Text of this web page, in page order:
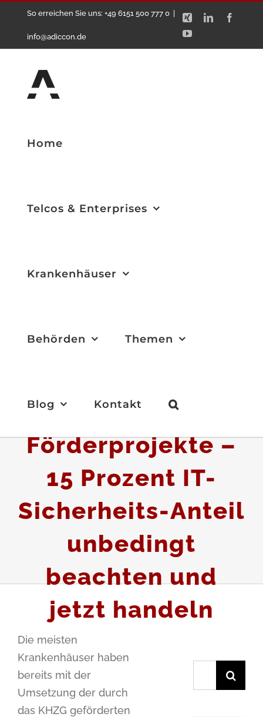
springen
So erreichen Sie uns: +49 6151 500 777 0
info@adiccon.de
Xing LinkedIn
YouTube
Home
Telcos & Enterprises
Krankenhäuser
Behörden Themen
Blog Kontakt
KHZG-
Förderprojekte –
15 Prozent IT-
Sicherheits-Anteil
unbedingt
beachten und
jetzt handeln
Die meisten
Krankenhäuser haben
bereits mit der
Umsetzung der durch
das KHZG geförderten